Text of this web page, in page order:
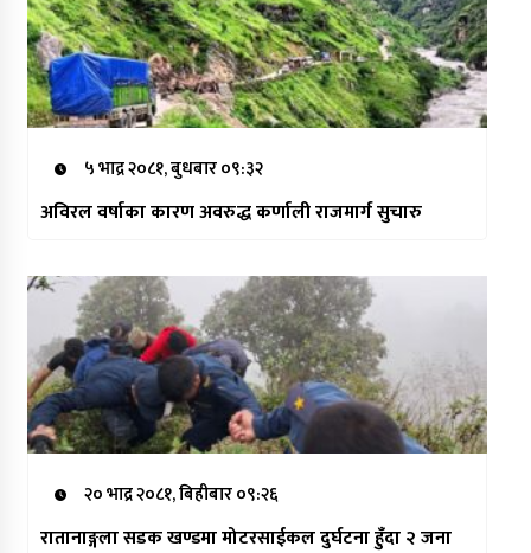
५ भाद्र २०८१, बुधबार ०९:३२
अविरल वर्षाका कारण अवरुद्ध कर्णाली राजमार्ग सुचारु
२० भाद्र २०८१, बिहीबार ०९:२६
रातानाङ्गला सडक खण्डमा मोटरसाईकल दुर्घटना हुँदा २ जना